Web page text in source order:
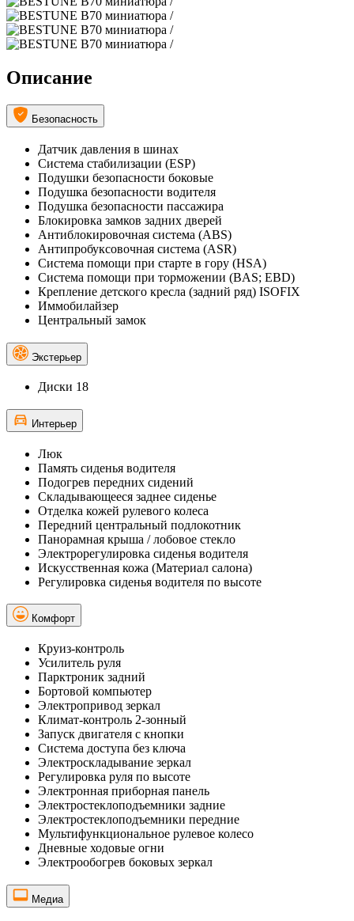
Описание
Безопасность
Датчик давления в шинах
Система стабилизации (ESP)
Подушки безопасности боковые
Подушка безопасности водителя
Подушка безопасности пассажира
Блокировка замков задних дверей
Антиблокировочная система (ABS)
Антипробуксовочная система (ASR)
Система помощи при старте в гору (HSA)
Система помощи при торможении (BAS; EBD)
Крепление детского кресла (задний ряд) ISOFIX
Иммобилайзер
Центральный замок
Экстерьер
Диски 18
Интерьер
Люк
Память сиденья водителя
Подогрев передних сидений
Складывающееся заднее сиденье
Отделка кожей рулевого колеса
Передний центральный подлокотник
Панорамная крыша / лобовое стекло
Электрорегулировка сиденья водителя
Искусственная кожа (Материал салона)
Регулировка сиденья водителя по высоте
Комфорт
Круиз-контроль
Усилитель руля
Парктроник задний
Бортовой компьютер
Электропривод зеркал
Климат-контроль 2-зонный
Запуск двигателя с кнопки
Система доступа без ключа
Электроскладывание зеркал
Регулировка руля по высоте
Электронная приборная панель
Электростеклоподъемники задние
Электростеклоподъемники передние
Мультифункциональное рулевое колесо
Дневные ходовые огни
Электрообогрев боковых зеркал
Медиа